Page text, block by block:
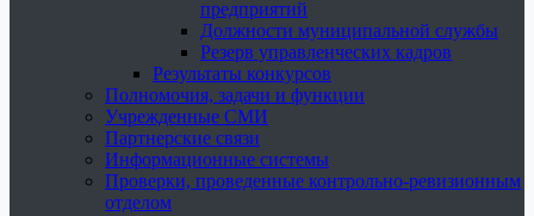
предприятий
Должности муниципальной службы
Резерв управленческих кадров
Результаты конкурсов
Полномочия, задачи и функции
Учрежденные СМИ
Партнерские связи
Информационные системы
Проверки, проведенные контрольно-ревизионным
отделом